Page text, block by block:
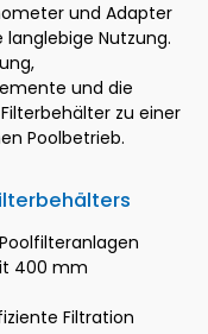
und Adapter
Nutzung.
und die
zu einer
Poolbetrieb.
400 mm
Filtration